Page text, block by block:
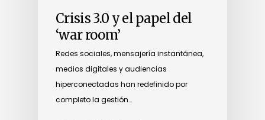
Crisis 3.0 y el papel del
‘war room’
Redes sociales, mensajería instantánea,
medios digitales y audiencias
hiperconectadas han redefinido por
completo la gestión…